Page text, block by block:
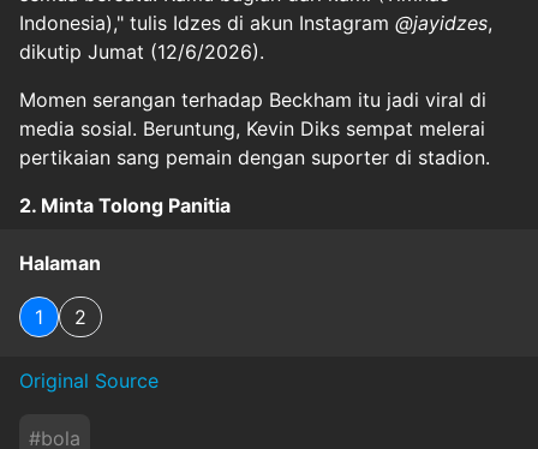
Indonesia)," tulis Idzes di akun Instagram @jayidzes,
dikutip Jumat (12/6/2026).
Momen serangan terhadap Beckham itu jadi viral di
media sosial. Beruntung, Kevin Diks sempat melerai
pertikaian sang pemain dengan suporter di stadion.
2. Minta Tolong Panitia
Halaman
1 2
Original Source
#bola